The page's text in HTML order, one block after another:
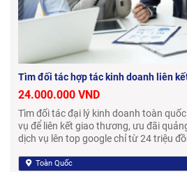
Tìm đối tác hợp tác kinh doanh liên
24.000.000 VND
Tìm đối tác đại lý kinh doanh toàn
vụ để liên kết giao thương, ưu đãi
dịch vụ lên top google chỉ từ 24 triệu
Toàn Quốc